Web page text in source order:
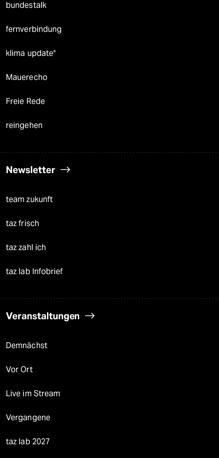
bundestalk
fernverbindung
klima update°
Mauerecho
Freie Rede
reingehen
Newsletter
team zukunft
taz frisch
taz zahl ich
taz lab Infobrief
Veranstaltungen
Demnächst
Vor Ort
Live im Stream
Vergangene
taz lab 2027